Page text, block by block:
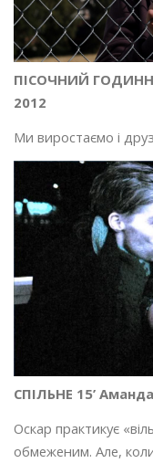
ПІСОЧНИЙ
2012
Ми виростаємо і
СПІЛЬНЕ 15’
Оскар практикує
обмеженим. Але,